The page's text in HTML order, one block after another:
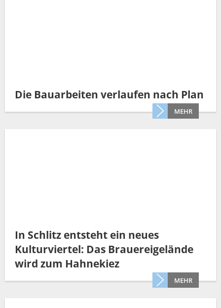
Die Bauarbeiten verlaufen nach Plan
MEHR
In Schlitz entsteht ein neues
Kulturviertel: Das Brauereigelände
wird zum Hahnekiez
MEHR